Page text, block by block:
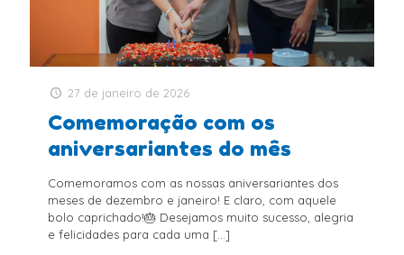
27 de janeiro de 2026
Comemoração com os
aniversariantes do mês
Comemoramos com as nossas aniversariantes dos
meses de dezembro e janeiro! E claro, com aquele
bolo caprichado!🎂 Desejamos muito sucesso, alegria
e felicidades para cada uma […]